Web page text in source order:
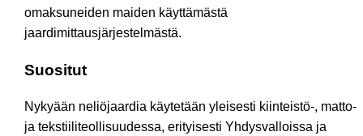
omaksuneiden maiden käyttämästä
jaardimittausjärjestelmästä.
Suositut
Nykyään neliöjaardia käytetään yleisesti kiinteistö-, matto-
ja tekstiiliteollisuudessa, erityisesti Yhdysvalloissa ja